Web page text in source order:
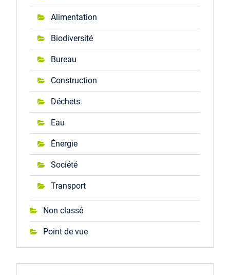
Alimentation
Biodiversité
Bureau
Construction
Déchets
Eau
Énergie
Société
Transport
Non classé
Point de vue